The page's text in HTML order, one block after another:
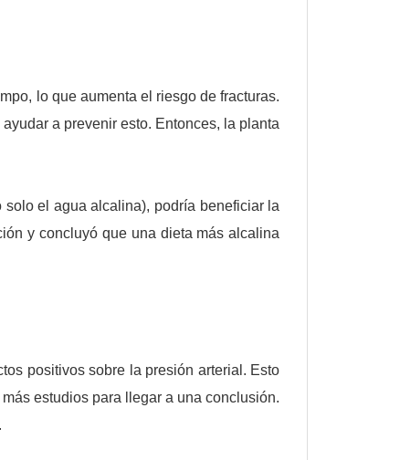
lo que aumenta el riesgo de fracturas.
a prevenir esto. Entonces, la planta
el agua alcalina), podría beneficiar la
y concluyó que una dieta más alcalina
positivos sobre la presión arterial. Esto
estudios para llegar a una conclusión.